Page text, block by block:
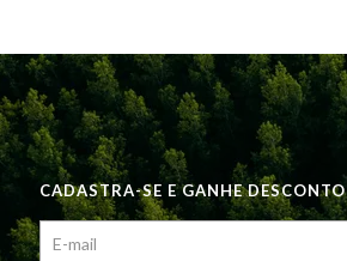
CADASTRA-SE E GANHE DESCONTO